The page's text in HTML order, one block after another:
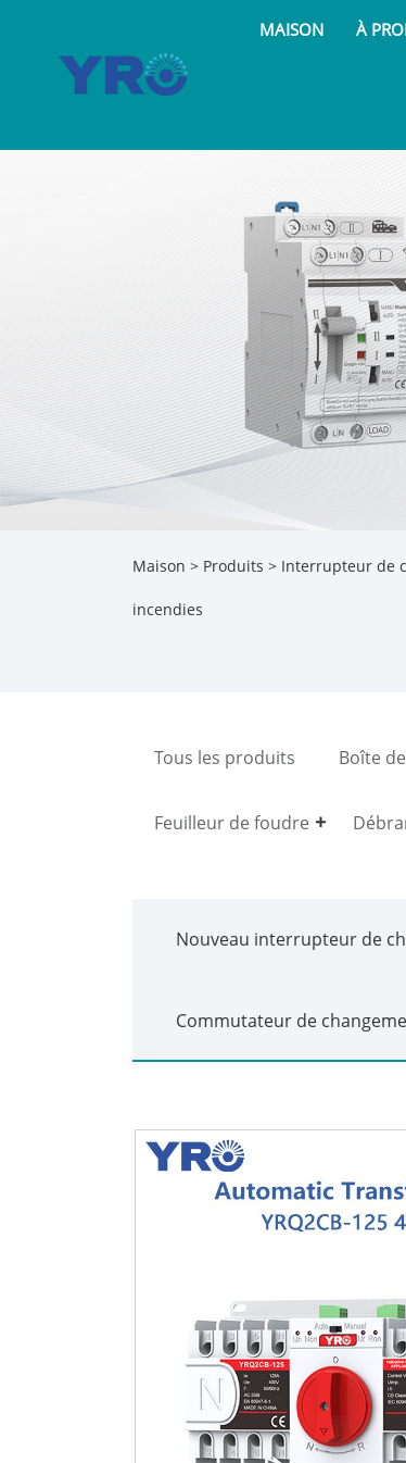
MAISON À
Maison > Produits > Interrupteur de
incendies
Tous les produits Boîte
Feuilleur de foudre
Nouveau interrupteur de
Commutateur de